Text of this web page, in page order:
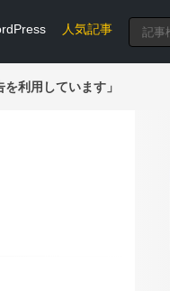
人気記事
利用しています」